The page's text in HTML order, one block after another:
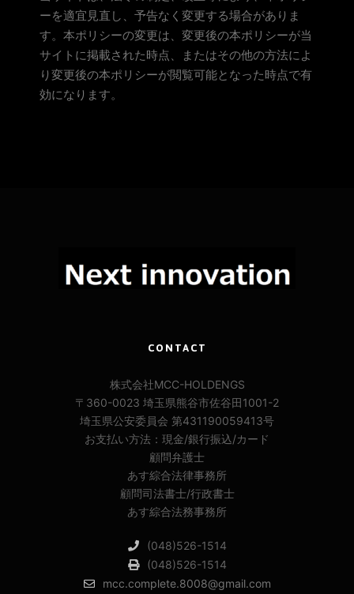
ーを適宜見直し、予告なく変更する場合がありま
す。本ポリシーの変更は、変更後の本ポリシーが当
サイトに掲載された時点、またはその他の方法によ
り変更後の本ポリシーが閲覧可能となった時点で有
効になります。
CONTACT
株式会社MCC-HOLDENGS
〒360-0023 埼玉県熊谷市佐谷田1001-2
埼玉県公安委員会 第431190059413号
お支払い方法：現金/銀行振込/カード
顧問弁護士
あす綜合法律事務所
顧問司法書士/行政書士
あす綜合法務事務所
(048)526-1514
(048)526-1514
mcc.complete.8008@gmail.com